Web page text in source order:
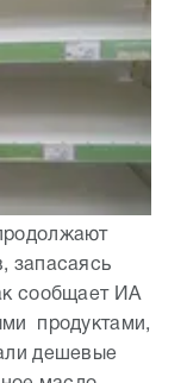
запасаясь
сообщает ИА
продуктами,
дешевые